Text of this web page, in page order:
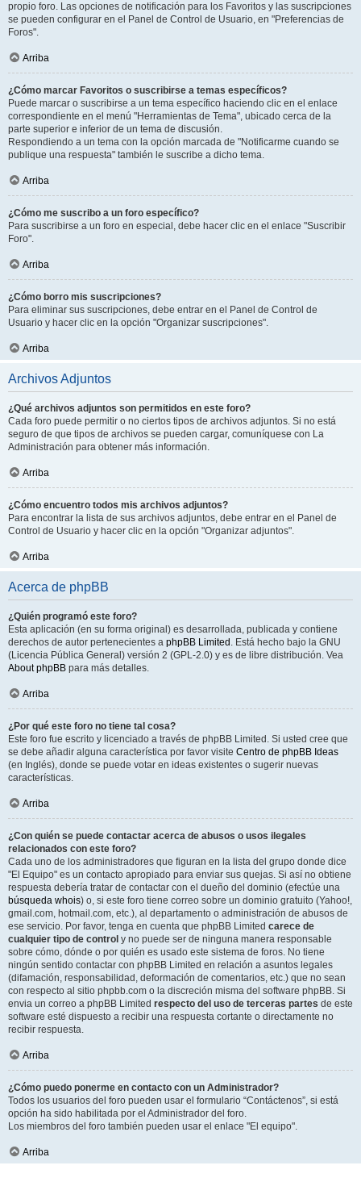
propio foro. Las opciones de notificación para los Favoritos y las suscripciones
se pueden configurar en el Panel de Control de Usuario, en "Preferencias de
Foros".
Arriba
¿Cómo marcar Favoritos o suscribirse a temas específicos?
Puede marcar o suscribirse a un tema específico haciendo clic en el enlace
correspondiente en el menú "Herramientas de Tema", ubicado cerca de la
parte superior e inferior de un tema de discusión.
Respondiendo a un tema con la opción marcada de "Notificarme cuando se
publique una respuesta" también le suscribe a dicho tema.
Arriba
¿Cómo me suscribo a un foro específico?
Para suscribirse a un foro en especial, debe hacer clic en el enlace "Suscribir
Foro".
Arriba
¿Cómo borro mis suscripciones?
Para eliminar sus suscripciones, debe entrar en el Panel de Control de
Usuario y hacer clic en la opción "Organizar suscripciones".
Arriba
Archivos Adjuntos
¿Qué archivos adjuntos son permitidos en este foro?
Cada foro puede permitir o no ciertos tipos de archivos adjuntos. Si no está
seguro de que tipos de archivos se pueden cargar, comuníquese con La
Administración para obtener más información.
Arriba
¿Cómo encuentro todos mis archivos adjuntos?
Para encontrar la lista de sus archivos adjuntos, debe entrar en el Panel de
Control de Usuario y hacer clic en la opción "Organizar adjuntos".
Arriba
Acerca de phpBB
¿Quién programó este foro?
Esta aplicación (en su forma original) es desarrollada, publicada y contiene
derechos de autor pertenecientes a phpBB Limited . Está hecho bajo la GNU
(Licencia Pública General) versión 2 (GPL-2.0) y es de libre distribución. Vea
About phpBB para más detalles.
Arriba
¿Por qué este foro no tiene tal cosa?
Este foro fue escrito y licenciado a través de phpBB Limited. Si usted cree que
se debe añadir alguna característica por favor visite Centro de phpBB Ideas
(en Inglés), donde se puede votar en ideas existentes o sugerir nuevas
características.
Arriba
¿Con quién se puede contactar acerca de abusos o usos ilegales
relacionados con este foro?
Cada uno de los administradores que figuran en la lista del grupo donde dice
"El Equipo" es un contacto apropiado para enviar sus quejas. Si así no obtiene
respuesta debería tratar de contactar con el dueño del dominio (efectúe una
búsqueda whois) o, si este foro tiene correo sobre un dominio gratuito (Yahoo!,
gmail.com, hotmail.com, etc.), al departamento o administración de abusos de
ese servicio. Por favor, tenga en cuenta que phpBB Limited carece de
cualquier tipo de control y no puede ser de ninguna manera responsable
sobre cómo, dónde o por quién es usado este sistema de foros. No tiene
ningún sentido contactar con phpBB Limited en relación a asuntos legales
(difamación, responsabilidad, deformación de comentarios, etc.) que no sean
con respecto al sitio phpbb.com o la discreción misma del software phpBB. Si
envia un correo a phpBB Limited respecto del uso de terceras partes de este
software esté dispuesto a recibir una respuesta cortante o directamente no
recibir respuesta.
Arriba
¿Cómo puedo ponerme en contacto con un Administrador?
Todos los usuarios del foro pueden usar el formulario “Contáctenos”, si está
opción ha sido habilitada por el Administrador del foro.
Los miembros del foro también pueden usar el enlace "El equipo".
Arriba